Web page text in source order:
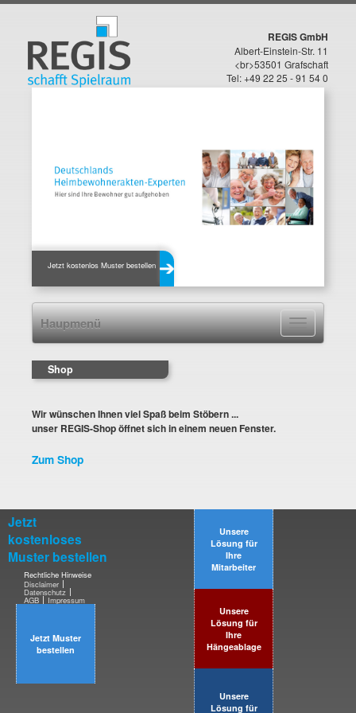
REGIS GmbH
Albert-Einstein-Str. 11
<br>53501 Grafschaft
Tel: +49 22 25 - 91 54 0
Jetzt kostenlos Muster bestellen
Navigation
ein-/
Haupmenü
Shop
Wir wünschen Ihnen viel Spaß beim Stöbern ...
unser REGIS-Shop öffnet sich in einem neuen Fenster.
Zum Shop
Jetzt
kostenloses
Muster bestellen
Rechtliche Hinweise
Disclaimer
Datenschutz
AGB Impressum
Jetzt Muster
bestellen
Unsere
Lösung für
Ihre
Mitarbeiter
Unsere
Lösung für
Ihre
Hängeablage
Unsere
Lösung für